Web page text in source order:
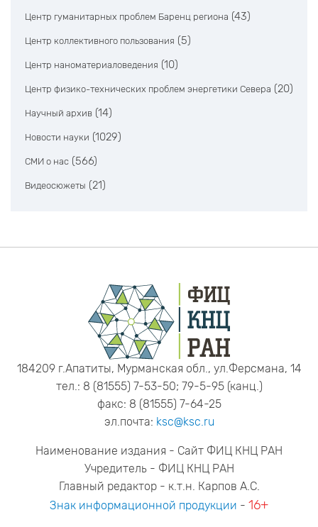
Центр гуманитарных проблем Баренц региона (43)
Центр коллективного пользования (5)
Центр наноматериаловедения (10)
Центр физико-технических проблем энергетики Севера (20)
Научный архив (14)
Новости науки (1029)
СМИ о нас (566)
Видеосюжеты (21)
184209 г.Апатиты, Мурманская обл., ул.Ферсмана, 14
тел.: 8 (81555) 7-53-50; 79-5-95 (канц.)
факс: 8 (81555) 7-64-25
эл.почта: ksc@ksc.ru
Наименование издания - Сайт ФИЦ КНЦ РАН
Учредитель - ФИЦ КНЦ РАН
Главный редактор - к.т.н. Карпов А.С.
Знак информационной продукции - 16+